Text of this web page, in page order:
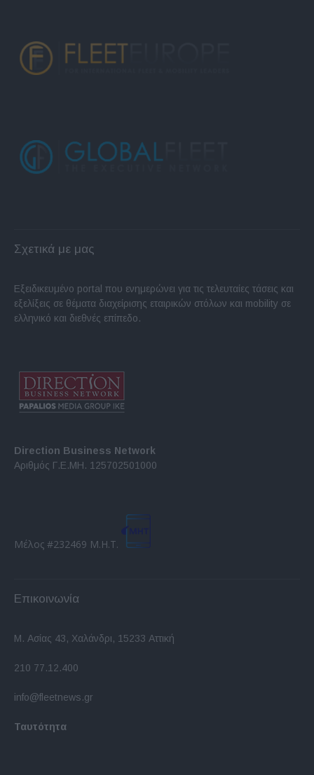
Σχετικά με μας
Εξειδικευμένο portal που ενημερώνει για τις τελευταίες τάσεις και
εξελίξεις σε θέματα διαχείρισης εταιρικών στόλων και mobility σε
ελληνικό και διεθνές επίπεδο.
Direction Business Network
Αριθμός Γ.Ε.ΜΗ. 125702501000
Μέλος #232469 Μ.Η.Τ.
Επικοινωνία
Μ. Ασίας 43, Χαλάνδρι, 15233 Αττική
210 77.12.400
info@fleetnews.gr
Ταυτότητα